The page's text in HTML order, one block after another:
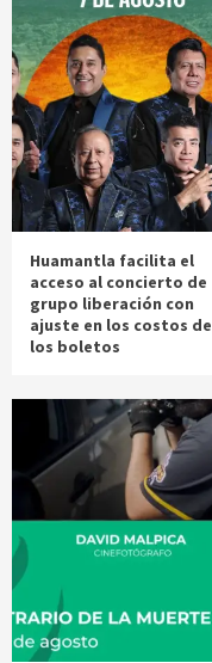
Huamantla facilita el
acceso al concierto de
grupo liberación con
ajuste en los costos de
los boletos